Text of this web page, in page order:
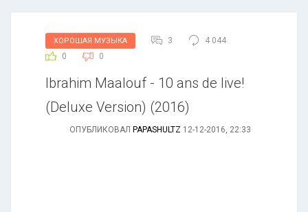
ХОРОШАЯ МУЗЫКА 3
4 044
0
0
Ibrahim Maalouf - 10 ans de live!
(Deluxe Version) (2016)
ОПУБЛИКОВАЛ PAPASHULTZ 12-12-2016, 22:33